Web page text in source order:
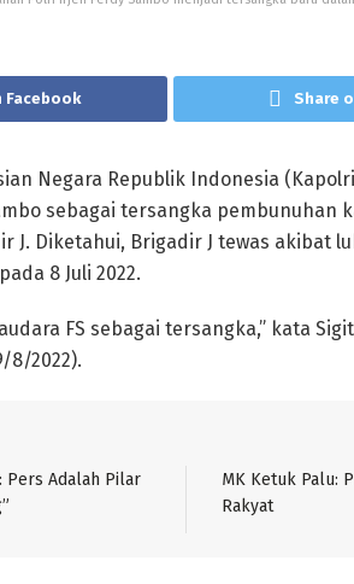
Facebook Share
Negara Republik Indonesia
sebagai tersangka pembunuhan
J. Diketahui, Brigadir J tewas akibat
8 Juli 2022.
FS sebagai tersangka,” kata
8/2022).
Pers Adalah Pilar
MK Ketuk Palu:
Rakyat